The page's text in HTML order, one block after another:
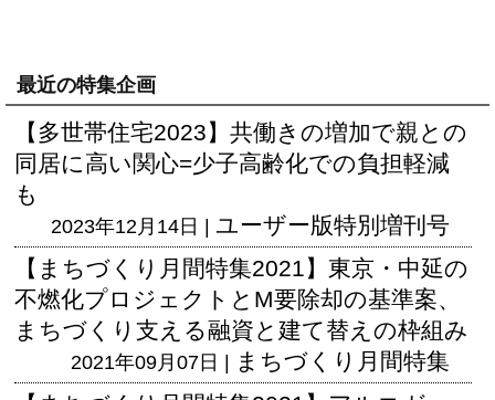
最近の特集企画
【多世帯住宅2023】共働きの増加で親との
同居に高い関心=少子高齢化での負担軽減
も
2023年12月14日 | ユーザー版特別増刊号
【まちづくり月間特集2021】東京・中延の
不燃化プロジェクトとM要除却の基準案、
まちづくり支える融資と建て替えの枠組み
2021年09月07日 |
まちづくり月間特集